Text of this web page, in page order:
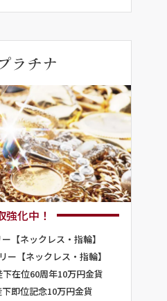
ラチナ
強化中！
【ネックレス・指輪】
ー【ネックレス・指輪】
在位60周年10万円金貨
即位記念10万円金貨